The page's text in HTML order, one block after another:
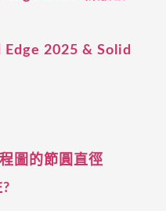
Edge 2025 & Solid
圖的節圓直徑